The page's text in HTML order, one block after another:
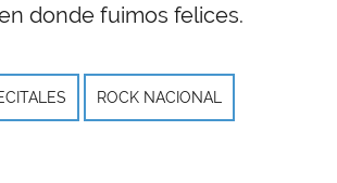
donde fuimos felices.
ROCK NACIONAL